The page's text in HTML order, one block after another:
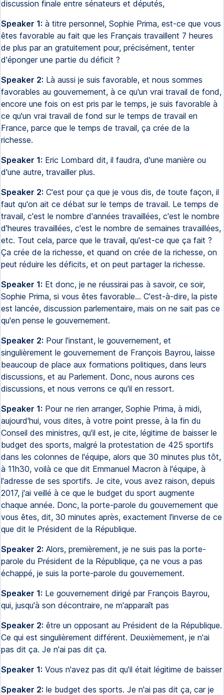
discussion finale entre sénateurs et députés,
Speaker 1: à titre personnel, Sophie Prima, est-ce que vous
êtes favorable au fait que les Français travaillent 7 heures
de plus par an gratuitement pour, précisément, tenter
d'éponger une partie du déficit ?
Speaker 2: Là aussi je suis favorable, et nous sommes
favorables au gouvernement, à ce qu'un vrai travail de fond,
encore une fois on est pris par le temps, je suis favorable à
ce qu'un vrai travail de fond sur le temps de travail en
France, parce que le temps de travail, ça crée de la
richesse.
Speaker 1: Eric Lombard dit, il faudra, d'une manière ou
d'une autre, travailler plus.
Speaker 2: C'est pour ça que je vous dis, de toute façon, il
faut qu'on ait ce débat sur le temps de travail. Le temps de
travail, c'est le nombre d'années travaillées, c'est le nombre
d'heures travaillées, c'est le nombre de semaines travaillées,
etc. Tout cela, parce que le travail, qu'est-ce que ça fait ?
Ça crée de la richesse, et quand on crée de la richesse, on
peut réduire les déficits, et on peut partager la richesse.
Speaker 1: Et donc, je ne réussirai pas à savoir, ce soir,
Sophie Prima, si vous êtes favorable... C'est-à-dire, la piste
est lancée, discussion parlementaire, mais on ne sait pas ce
qu'en pense le gouvernement.
Speaker 2: Pour l'instant, le gouvernement, et
singulièrement le gouvernement de François Bayrou, laisse
beaucoup de place aux formations politiques, dans leurs
discussions, et au Parlement. Donc, nous aurons ces
discussions, et nous verrons ce qu'il en ressort.
Speaker 1: Pour ne rien arranger, Sophie Prima, à midi,
aujourd'hui, vous dites, à votre point presse, à la fin du
Conseil des ministres, qu'il est, je cite, légitime de baisser le
budget des sports, malgré la protestation de 425 sportifs
dans les colonnes de l'équipe, alors que 30 minutes plus tôt,
à 11h30, voilà ce que dit Emmanuel Macron à l'équipe, à
l'adresse de ses sportifs. Je cite, vous avez raison, depuis
2017, j'ai veillé à ce que le budget du sport augmente
chaque année. Donc, la porte-parole du gouvernement que
vous êtes, dit, 30 minutes après, exactement l'inverse de ce
que dit le Président de la République.
Speaker 2: Alors, premièrement, je ne suis pas la porte-
parole du Président de la République, ça ne vous a pas
échappé, je suis la porte-parole du gouvernement.
Speaker 1: Le gouvernement dirigé par François Bayrou,
qui, jusqu'à son décontraire, ne m'apparaît pas
Speaker 2: être un opposant au Président de la République.
Ce qui est singulièrement différent. Deuxièmement, je n'ai
pas dit ça. Je n'ai pas dit ça.
Speaker 1: Vous n'avez pas dit qu'il était légitime de baisser
Speaker 2: le budget des sports. Je n'ai pas dit ça, car je